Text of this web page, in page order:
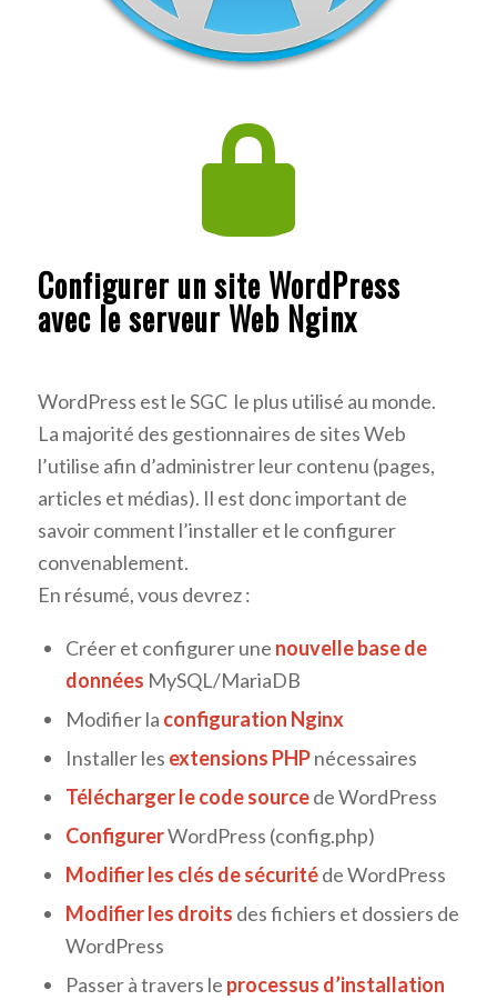
Configurer un site WordPress
avec le serveur Web Nginx
WordPress est le SGC le plus utilisé au monde.
La majorité des gestionnaires de sites Web
l’utilise afin d’administrer leur contenu (pages,
articles et médias). Il est donc important de
savoir comment l’installer et le configurer
convenablement.
En résumé, vous devrez :
Créer et configurer une nouvelle base de
données MySQL/MariaDB
Modifier la configuration Nginx
Installer les extensions PHPnécessaires
Télécharger le code sourcede WordPress
ConfigurerWordPress (config.php)
Modifier les clés de sécuritéde WordPress
Modifier les droits des fichiers et dossiers de
WordPress
Passer à travers le processus d’installation